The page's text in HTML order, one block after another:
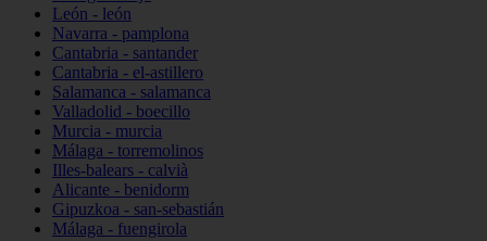
León - león
Navarra - pamplona
Cantabria - santander
Cantabria - el-astillero
Salamanca - salamanca
Valladolid - boecillo
Murcia - murcia
Málaga - torremolinos
Illes-balears - calvià
Alicante - benidorm
Gipuzkoa - san-sebastián
Málaga - fuengirola